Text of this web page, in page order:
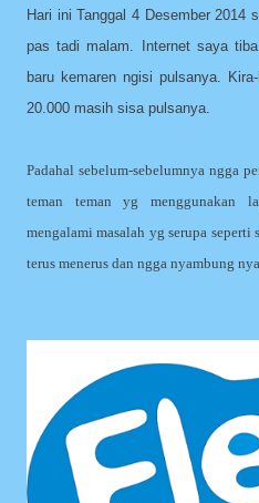
Hari ini Tanggal 4 Desember 2014 saya sial banget. Ngga tahu napa
pas tadi malam. Internet saya
baru kemaren ngisi pulsanya.
20.000 masih sisa pulsanya.
Padahal sebelum-sebelumnya ngga
teman teman yg menggunakan
mengalami masalah yg serupa
terus menerus dan ngga nyambung